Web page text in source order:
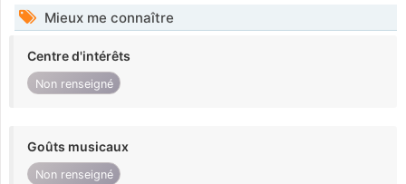
Mieux me connaître
Centre d'intérêts
Non renseigné
Goûts musicaux
Non renseigné